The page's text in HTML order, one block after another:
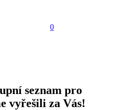
0
seznam pro
vyřešili za Vás!